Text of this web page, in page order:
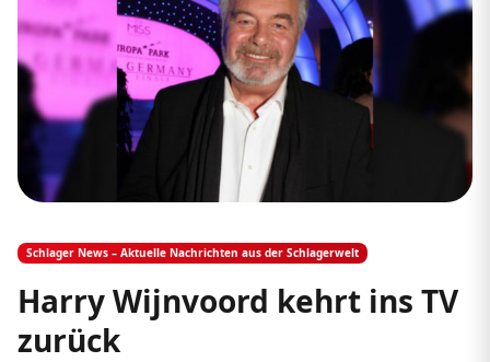
Schlager News – Aktuelle Nachrichten aus der Schlagerwelt
Harry Wijnvoord kehrt ins TV
zurück